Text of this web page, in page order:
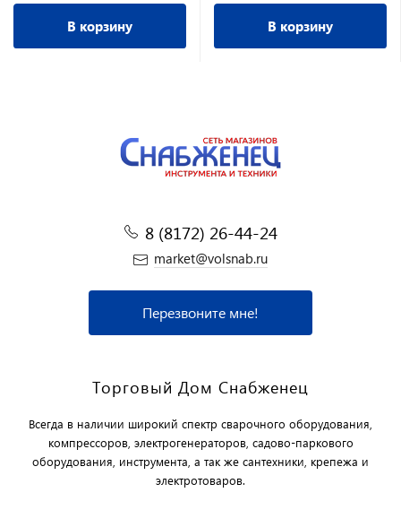
В корзину В корзину
8 (8172) 26-44-24
market@volsnab.ru
Перезвоните мне!
Торговый Дом Снабженец
Всегда в наличии широкий спектр сварочного оборудования,
компрессоров, электрогенераторов, садово-паркового
оборудования, инструмента, а так же сантехники, крепежа и
электротоваров.